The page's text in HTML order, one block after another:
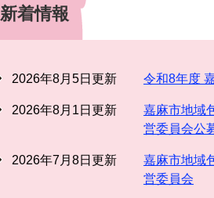
新着情報
2026年8月5日更新 令和8年度
2026年8月1日更新
嘉麻市地域
営委員会公
2026年7月8日更新
嘉麻市地域
営委員会